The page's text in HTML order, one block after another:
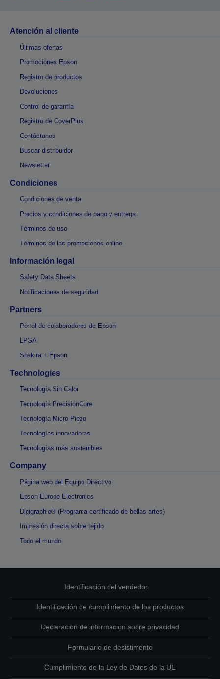
Atención al cliente
Últimas ofertas
Promociones Epson
Registro de productos
Devoluciones
Control de garantía
Registro de CoverPlus
Contáctanos
Buscar distribuidor
Newsletter
Condiciones
Condiciones de venta
Precios y condiciones de pago y entrega
Términos de uso
Términos de las promociones online
Información legal
Safety Data Sheets
Notificaciones de seguridad
Partners
Portal de colaboradores de Epson
LPGA
Shakira + Epson
Technologies
Tecnología Sin Calor
Tecnología PrecisionCore
Tecnología Micro Piezo
Tecnologías innovadoras
Tecnologías más sostenibles
Company
Página web del Equipo Directivo
Epson Europe Electronics
Digigraphie® (Programa certificado de bellas artes)
Impresión directa sobre tejido
Todo el mundo
Identificación del vendedor
Identificación de cumplimiento de los productos
Declaración de información sobre privacidad
Formulario de desistimento
Cumplimiento de la Ley de Datos de la UE